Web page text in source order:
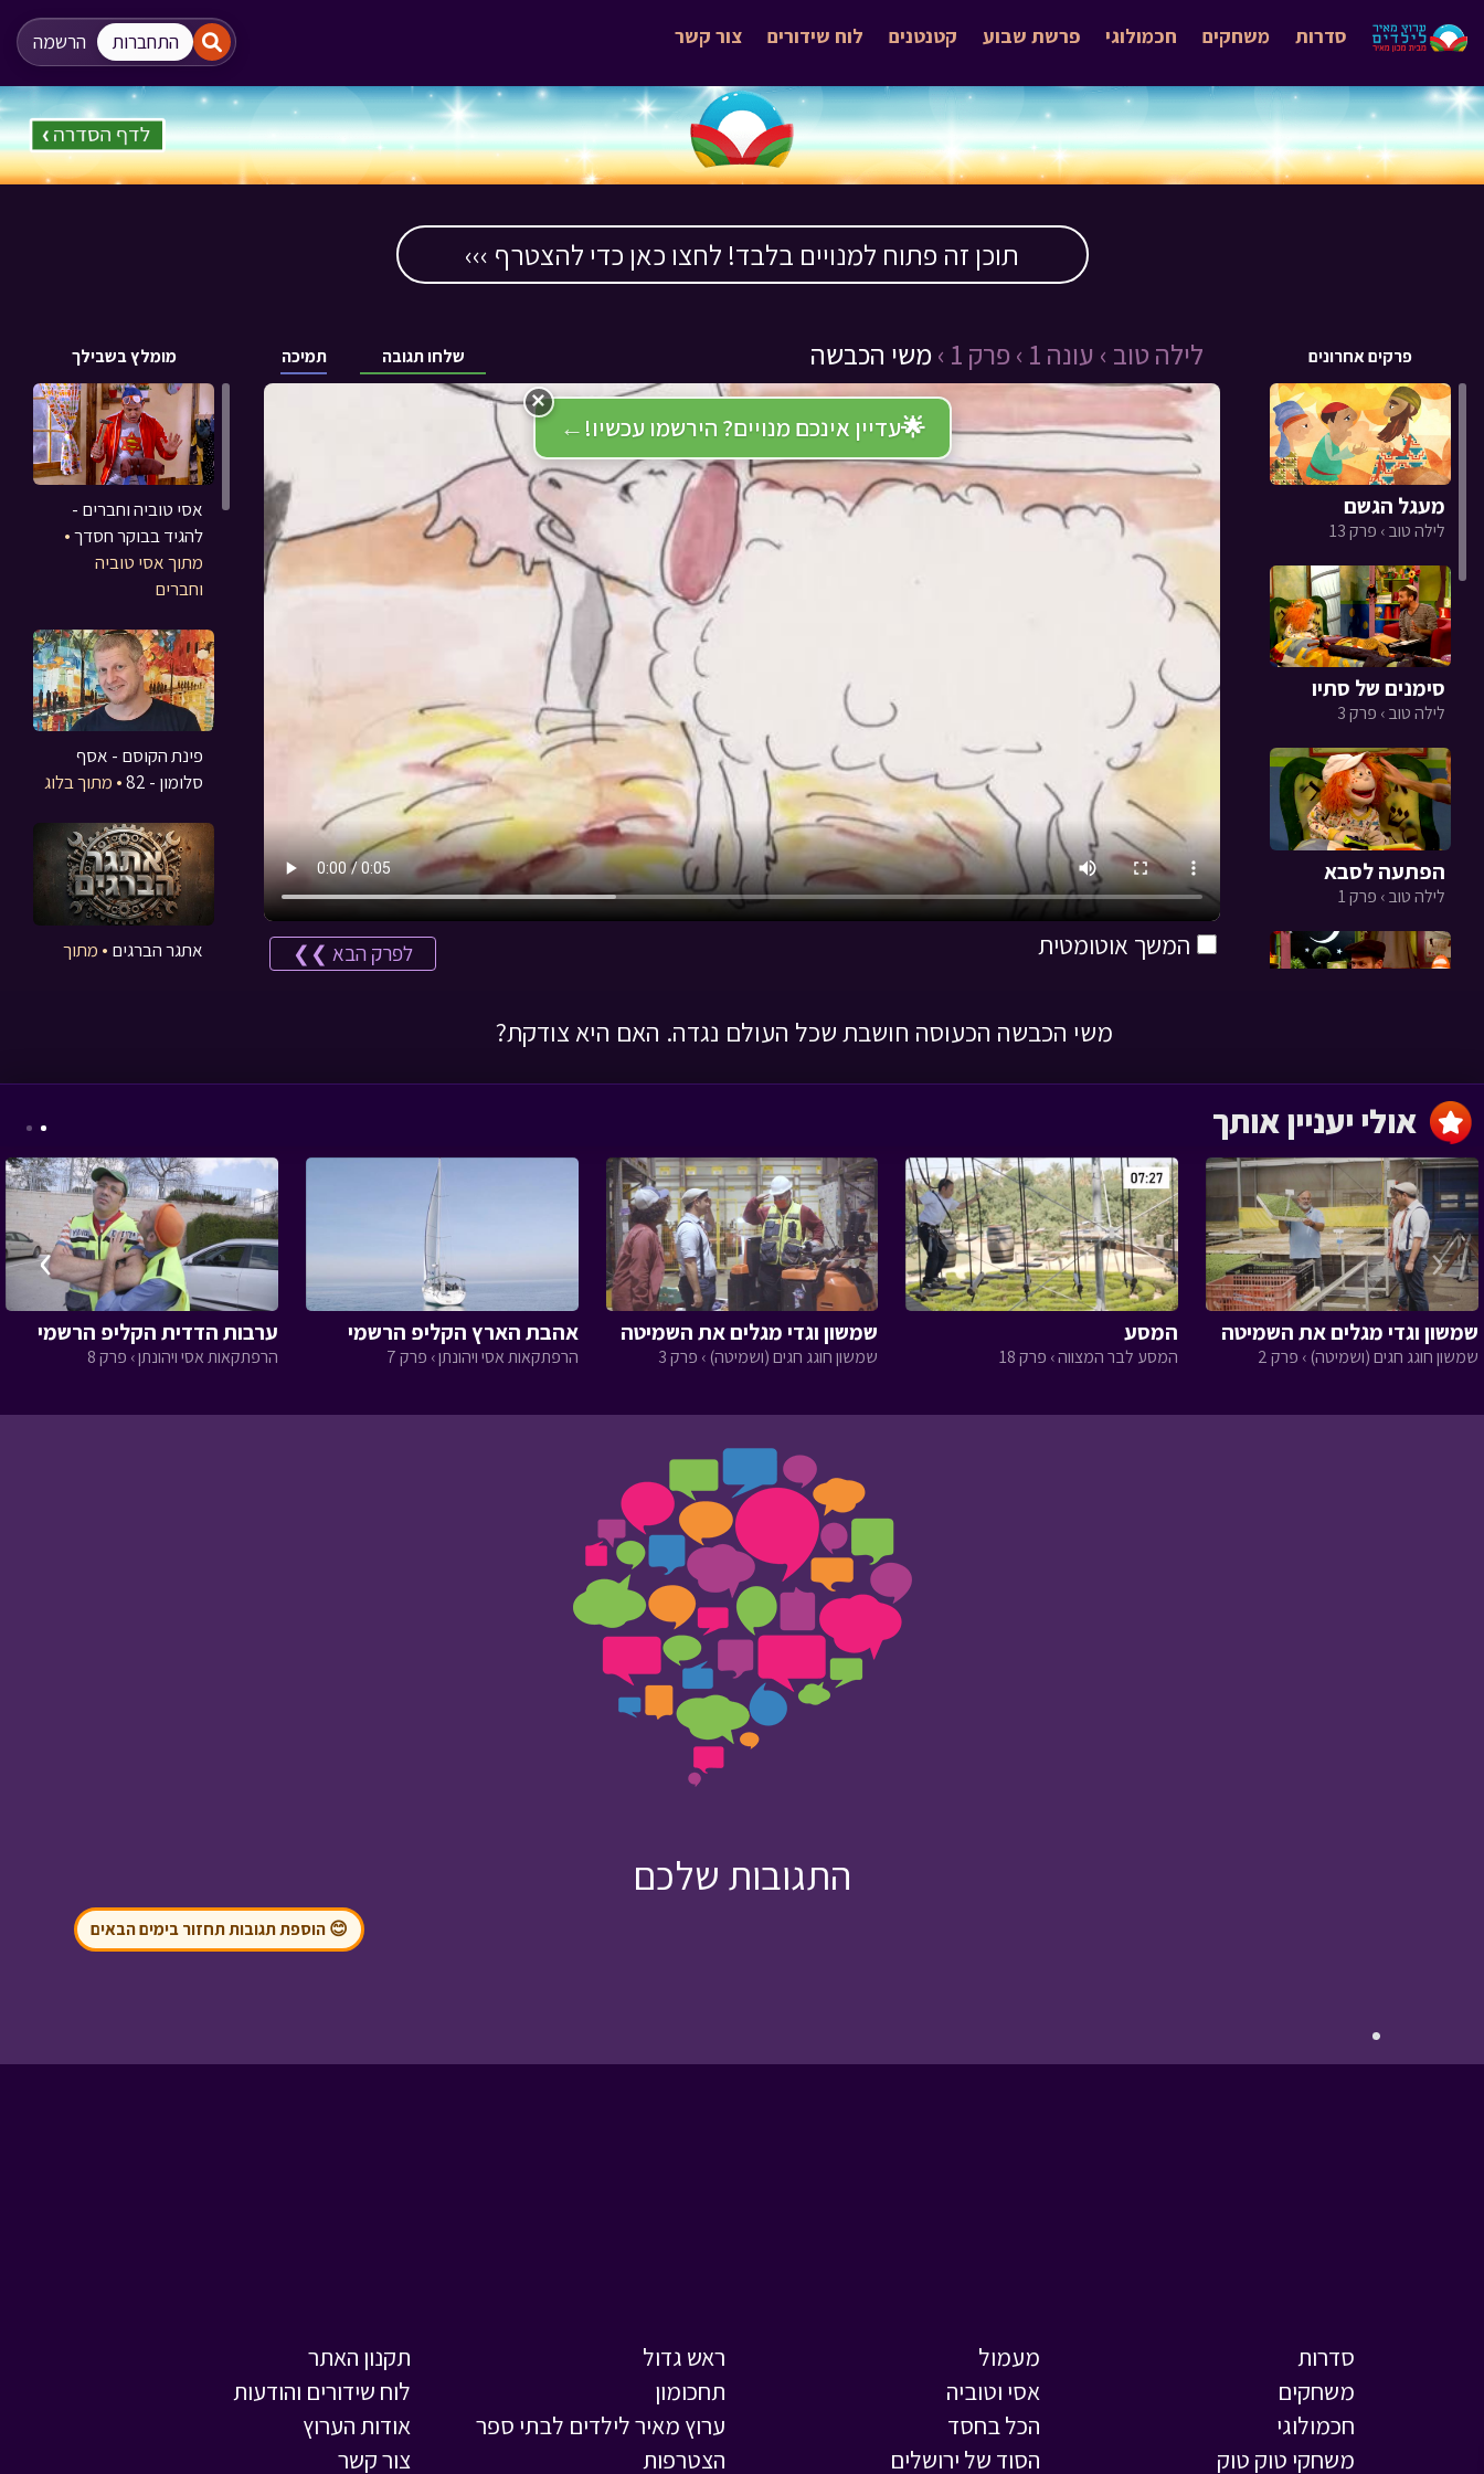
התחברות הרשמה צור קשר לוח שידורים קטנטנים פרשת שבוע חכמולוגי משחקים סדרות
תוכן זה פתוח למנויים בלבד! לחצו כאן כדי להצטרף ›››
מומלץ בשבילך תמיכה שלחו תגובה לילה טוב › עונה 1 › פרק 1 › משי הכבשה פרקים אחרונים
🌟עדיין אינכם מנויים? הירשמו עכשיו! ←
×
המשך אוטומטית לפרק הבא ❯❯
מעגל הגשם
לילה טוב › פרק 13
סימנים של סתיו
לילה טוב › פרק 3
הפתעה לסבא
לילה טוב › פרק 1
לילה טוב › פרק 1
מסעו של הזית
אסי טוביה וחברים -
להגיד בבוקר חסדך•
מתוך אסי טוביה
וחברים
פינת הקוסם - אסף
סלומון - 82
• מתוך בלוג
אתגר הברגים • מתוך
הפתעת טוביה• מתוך
אסי טוביה וחברים
מסע כומתה - הרי
כומתה
משי הכבשה הכעוסה חושבת שכל העולם נגדה. האם היא צודקת?
שמשון וגדי מגלים את השמיטה
שמשון חוגג חגים (ושמיטה) › פרק 2
המסע
המסע לבר המצווה › פרק 18
שמשון וגדי מגלים את השמיטה
שמשון חוגג חגים (ושמיטה) › פרק 3
אהבת הארץ הקליפ הרשמי
הרפתקאות אסי ויהונתן › פרק 7
ערבות הדדית הקליפ הרשמי
הרפתקאות אסי ויהונתן › פרק 8
‹
›
התגובות שלכם
😊 הוספת תגובות תחזור בימים הבאים
סדרות
משחקים
חכמולוגי
משחקי טוק טוק
מעמול
אסי וטוביה
הכל בחסד
הסוד של ירושלים
ראש גדול
תחכומון
ערוץ מאיר לילדים לבתי ספר
הצטרפות
תקנון האתר
לוח שידורים והודעות
אודות הערוץ
צור קשר